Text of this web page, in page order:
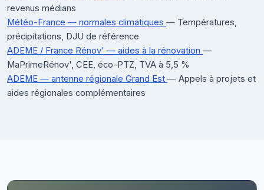
revenus médians
Météo-France — normales climatiques — Températures,
précipitations, DJU de référence
ADEME / France Rénov' — aides à la rénovation —
MaPrimeRénov', CEE, éco-PTZ, TVA à 5,5 %
ADEME — antenne régionale Grand Est — Appels à projets et
aides régionales complémentaires